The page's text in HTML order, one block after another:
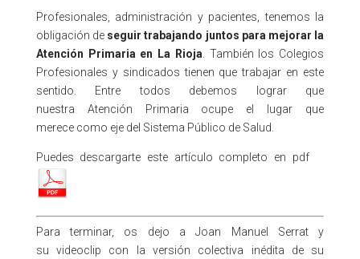
Profesionales, administración y pacientes, tenemos la
obligación de seguir trabajando juntos para mejorar la
Atención Primaria en La Rioja . También los Colegios
Profesionales y sindicados tienen que trabajar en este
sentido. Entre todos debemos lograr que
nuestra Atención Primaria ocupe el lugar que
merece como eje del Sistema Público de Salud.
Puedes descargarte este artículo completo en pdf
Para terminar, os dejo a Joan Manuel Serrat y
su videoclip con la versión colectiva inédita de su